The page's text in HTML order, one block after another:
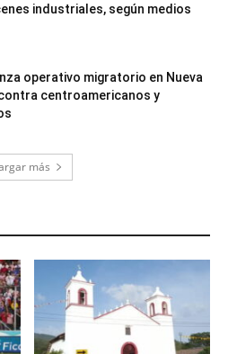
industriales, según medios
operativo migratorio en Nueva
centroamericanos y
más